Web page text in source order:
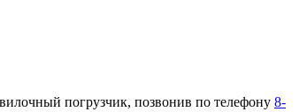
погрузчик, позвонив по телефону 8-